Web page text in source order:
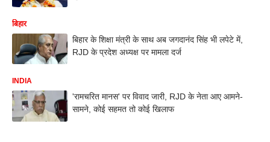
बिहार
बिहार के शिक्षा मंत्री के साथ अब जगदानंद सिंह भी लपेटे में,
RJD के प्रदेश अध्यक्ष पर मामला दर्ज
INDIA
'रामचरित मानस' पर विवाद जारी, RJD के नेता आए आमने-
सामने, कोई सहमत तो कोई खिलाफ